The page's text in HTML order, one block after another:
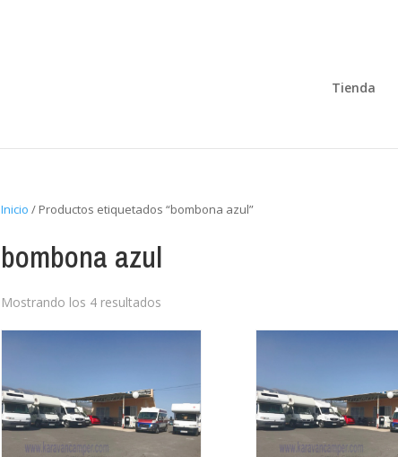
Tienda
Inicio / Productos etiquetados “bombona azul”
bombona azul
Mostrando los 4 resultados